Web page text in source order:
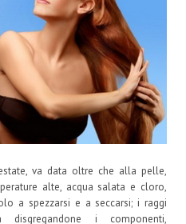
va data oltre che alla pelle,
alte, acqua salata e cloro,
a spezzarsi e a seccarsi; i raggi
i componenti,